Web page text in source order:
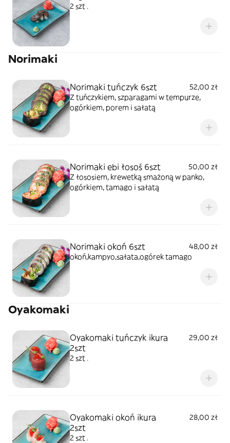
2 szt .
Norimaki
Norimaki tuńczyk 6szt
52,00 zł
Z tuńczykiem, szparagami w tempurze,
ogórkiem, porem i sałatą
Norimaki ebi łosoś 6szt
50,00 zł
Z łososiem, krewetką smażoną w panko,
ogórkiem, tamago i sałatą
Norimaki okoń 6szt
48,00 zł
okoń,kampyo,sałata,ogórek tamago
Oyakomaki
Oyakomaki tuńczyk ikura
2szt
29,00 zł
2 szt .
Oyakomaki okoń ikura
2szt
28,00 zł
2 szt .